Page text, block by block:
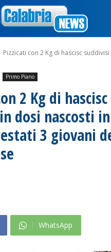
Pizzicati con 2 Kg di hascisc
Primo Piano
2 Kg di hascisc
dosi nascosti
3 giovani
WhatsApp